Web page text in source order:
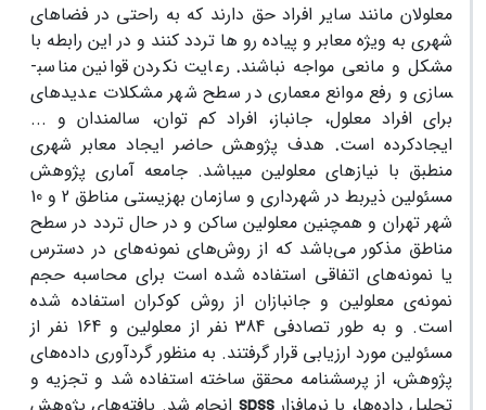
معلولان مانند سایر افراد حق دارند که به راحتی در فضاهای
شهری به ویژه معابر و پیاده رو ها تردد کنند و در این رابطه با
مشکل و مانعی مواجه نباشند.رعایت نکردن قوانین مناسب­
سازی و رفع موانع معماری در سطح شهر مشکلات عدیده­ای
برای افراد معلول، جانباز، افراد کم توان، سالمندان و ...
ایجادکرده است. هدف پژوهش حاضر ایجاد معابر شهری
منطبق با نیازهای معلولین می­باشد. جامعه آماری پژوهش
مسئولین ذیربط در شهرداری و سازمان بهزیستی مناطق 2 و 10
شهر تهران و همچنین معلولین ساکن و در حال تردد در سطح
مناطق مذکور می‌باشد که از روش‌های نمونه‌های در دسترس
یا نمونه‌های اتفاقی استفاده شده است برای محاسبه حجم
نمونه‌ی معلولین و جانبازان از روش کوکران استفاده شده
است. و به طور تصادفی 384 نفر از معلولین و 164 نفر از
مسئولین مورد ارزیابی قرار گرفتند. به منظور گردآوری داده‌های
پژوهش، از پرسشنامه محقق ساخته استفاده شد و تجزیه و